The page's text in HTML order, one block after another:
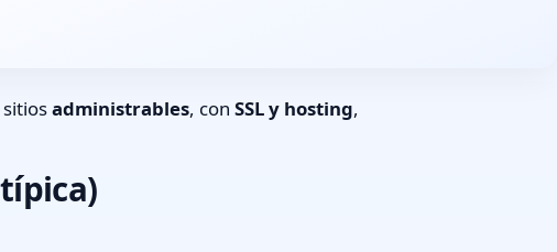
administrables, con SSL y hosting,